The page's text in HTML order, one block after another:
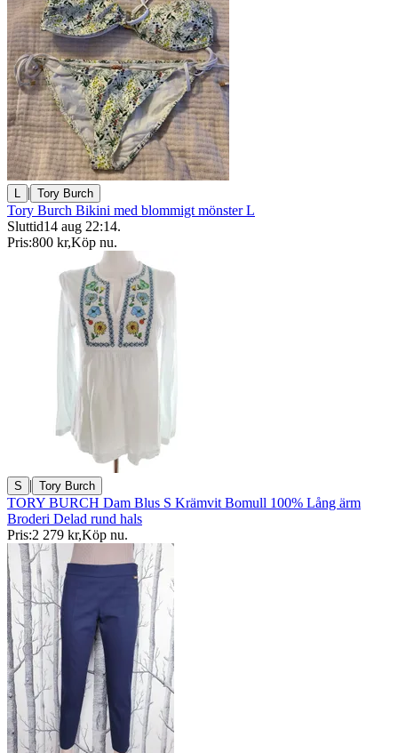
L | Tory Burch
Tory Burch Bikini med blommigt mönster L
Sluttid14 aug 22:14.
Pris:800 kr,Köp nu.
S | Tory Burch
TORY BURCH Dam Blus S Krämvit Bomull 100% Lång ärm
Broderi Delad rund hals
Pris:2 279 kr,Köp nu.